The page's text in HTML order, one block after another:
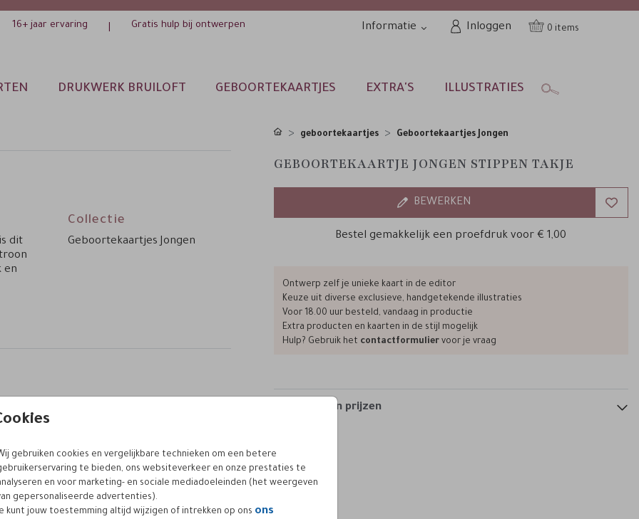
16+ jaar ervaring Gratis hulp bij ontwerpen Informatie Inloggen 0
DRUKWERK BRUILOFT GEBOORTEKAARTJES EXTRA'S ILLUSTRATIES
gebruiken cookies en vergelijkbare technieken om een betere
te bieden, ons websiteverkeer en onze prestaties te
en voor marketing- en sociale mediadoeleinden (het weergeven
gepersonaliseerde advertenties).
Je kunt jouw toestemming altijd wijzigen of intrekken op ons ons
dit
en
een
de
of
Collectie
Geboortekaartjes Jongen
geboortekaartjes Geboortekaartjes Jongen
GEBOORTEKAARTJE JONGEN STIPPEN TAKJE
BEWERKEN
Bestel gemakkelijk een proefdruk voor€ 1,00
Ontwerp zelf je unieke kaart in de editor
Keuze uit diverse exclusieve, handgetekende illustraties
Voor 18.00 uur besteld, vandaag in productie
Extra producten en kaarten in de stijl mogelijk
Hulp? Gebruik het contactformuliervoor je vraag
Formaten en prijzen